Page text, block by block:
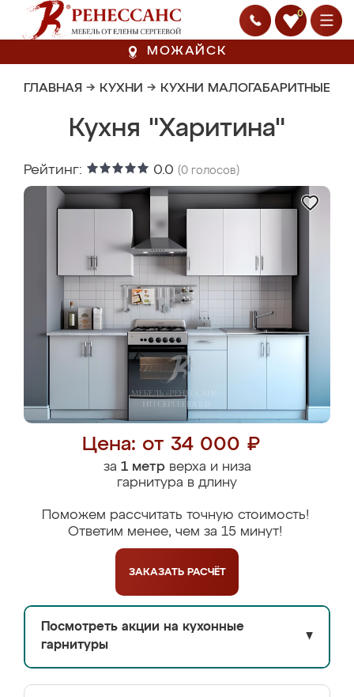
0
МОЖАЙСК
ГЛАВНАЯ → КУХНИ → КУХНИ МАЛОГАБАРИТНЫЕ
Кухня "Харитина"
Рейтинг: 0.0 (0 голосов)
Цена: от 34 000 ₽
за 1 метрверха и низа
гарнитура в длину
Поможем рассчитать точную стоимость!
Ответим менее, чем за 15 минут!
ЗАКАЗАТЬ РАСЧЁТ
Посмотреть акции на кухонные
гарнитуры
▼